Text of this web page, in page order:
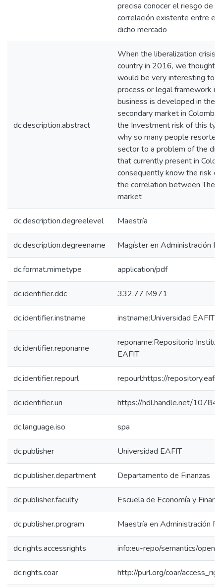
precisa conocer el riesgo de
correlación existente entre
dicho mercado
dc.description.abstract
When the liberalization crisis
country in 2016, we thought
would be very interesting to
process or legal framework
business is developed in the
secondary market in
the Investment risk of this
why so many people
sector to a problem of the
that currently present in
consequently know the risk
the correlation between
market
dc.description.degreelevel Maestría
dc.description.degreename Magíster en Administración
dc.format.mimetype application/pdf
dc.identifier.ddc 332.77 M971
dc.identifier.instname instname:Universidad EAFIT
dc.identifier.reponame
reponame:Repositorio
EAFIT
dc.identifier.repourl repourl:https://
dc.identifier.uri https://hdl.handle.net/
dc.language.iso spa
dc.publisher Universidad EAFIT
dc.publisher.department Departamento de Finanzas
dc.publisher.faculty Escuela de Economía y
dc.publisher.program Maestría en Administración
dc.rights.accessrights info:eu-repo/semantics/
dc.rights.coar http://purl.org/coar/